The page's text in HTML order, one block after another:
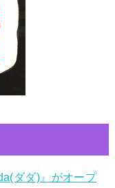
ダダ)』がオープ